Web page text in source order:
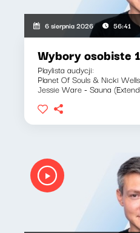
6 sierpnia 2026 56:41
Wybory osobiste
Playlista audycji:
Planet Of Souls & Nicki
Jessie Ware - Sauna